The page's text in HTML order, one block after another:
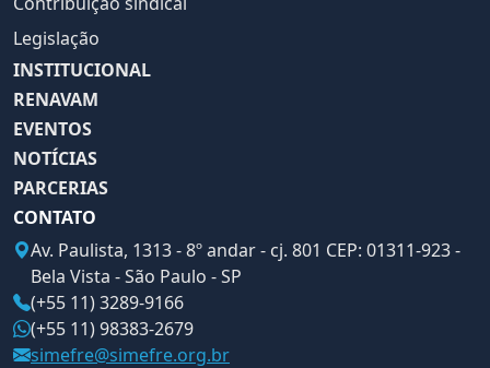
Legislação
INSTITUCIONAL
RENAVAM
EVENTOS
NOTÍCIAS
PARCERIAS
CONTATO
Av. Paulista, 1313 - 8º andar - cj. 801 CEP: 01311-923 -
Bela Vista - São Paulo - SP
(+55 11) 3289-9166
(+55 11) 98383-2679
simefre@simefre.org.br